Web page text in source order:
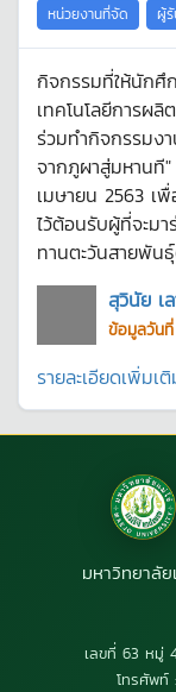
หน่วยงานที่จัด ผู้
กิจกรรมที่ให้นักศึ
เทคโนโลยีการผ
ร่วมทำกิจกรรมง
จากภูผาสู่มหานที"
เมษายน 2563 เ
ไว้ต้อนรับผู้ที่จะม
ทานตะวันสายพัน
สุวินัย เ
ข้อมูลวัน
รายละเอียดเพิ่มเ
มหาวิทยาลั
เลขที่ 63 หมู่
โทรศัพท์